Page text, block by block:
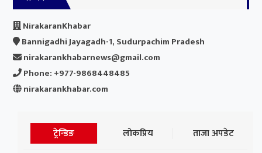
NirakaranKhabar
Bannigadhi Jayagadh-1, Sudurpachim Pradesh
nirakarankhabarnews@gmail.com
Phone: +977-9868448485
nirakarankhabar.com
ट्रेन्डिङ लोकप्रिय ताजा अपडेट